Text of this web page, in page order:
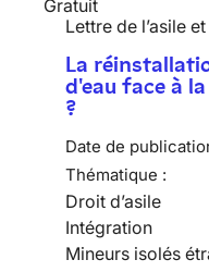
Gratuit
Lettre de l’asile
La
d'eau face à
?
Date de
Thématique :
Droit d’asile
Intégration
Mineurs isolés